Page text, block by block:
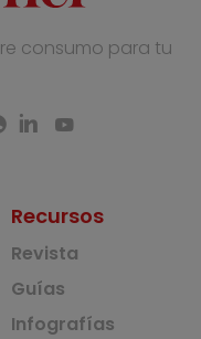
consumo para tu
Recursos
Revista
Guías
Infografías